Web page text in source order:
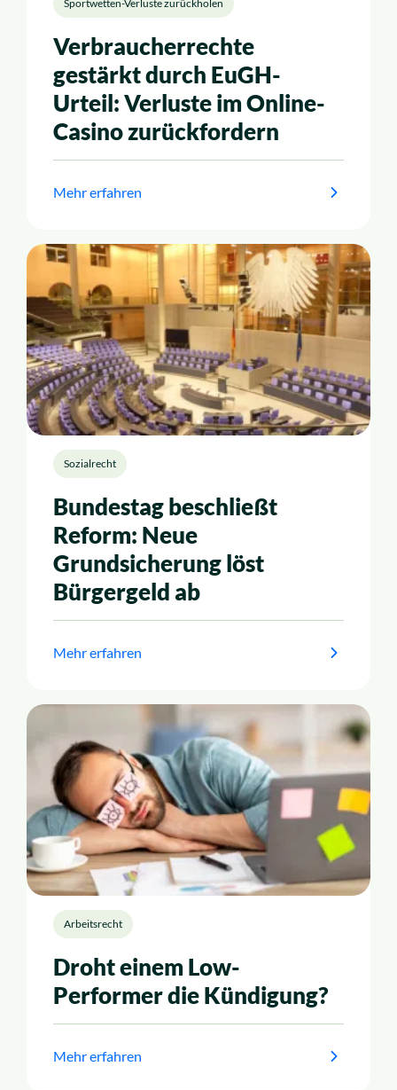
Sportwetten-Verluste zurückholen
Verbraucherrechte
gestärkt durch EuGH-
Urteil: Verluste im Online-
Casino zurückfordern
Mehr erfahren
Sozialrecht
Bundestag beschließt
Reform: Neue
Grundsicherung löst
Bürgergeld ab
Mehr erfahren
Arbeitsrecht
Droht einem Low-
Performer die Kündigung?
Mehr erfahren